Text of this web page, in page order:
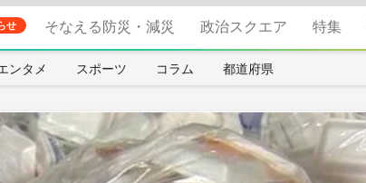
せ そなえる防災・減災 政治スクエア 特集
ンタメ スポーツ コラム 都道府県